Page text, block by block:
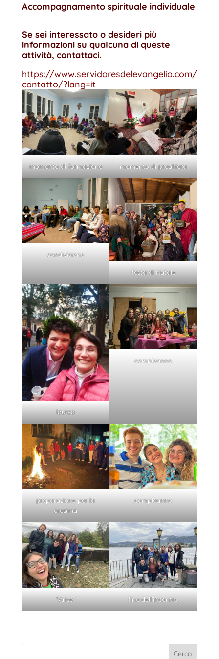
Accompagnamento spirituale individuale
Se sei interessato o desideri più
informazioni su qualcuna di queste
attività, contattaci.
https://www.servidoresdelevangelio.com/
contatto/?lang=it
momento di formazione momento di preghiera
condivisione
festa di Natale
laurea
compleanno
preparazione per la
cresima
compleanno
"Arise" fine dell'incontro
Cerca